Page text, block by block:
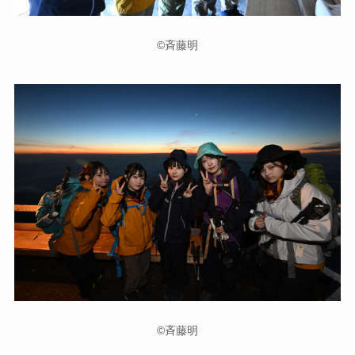
©斉藤明
©斉藤明